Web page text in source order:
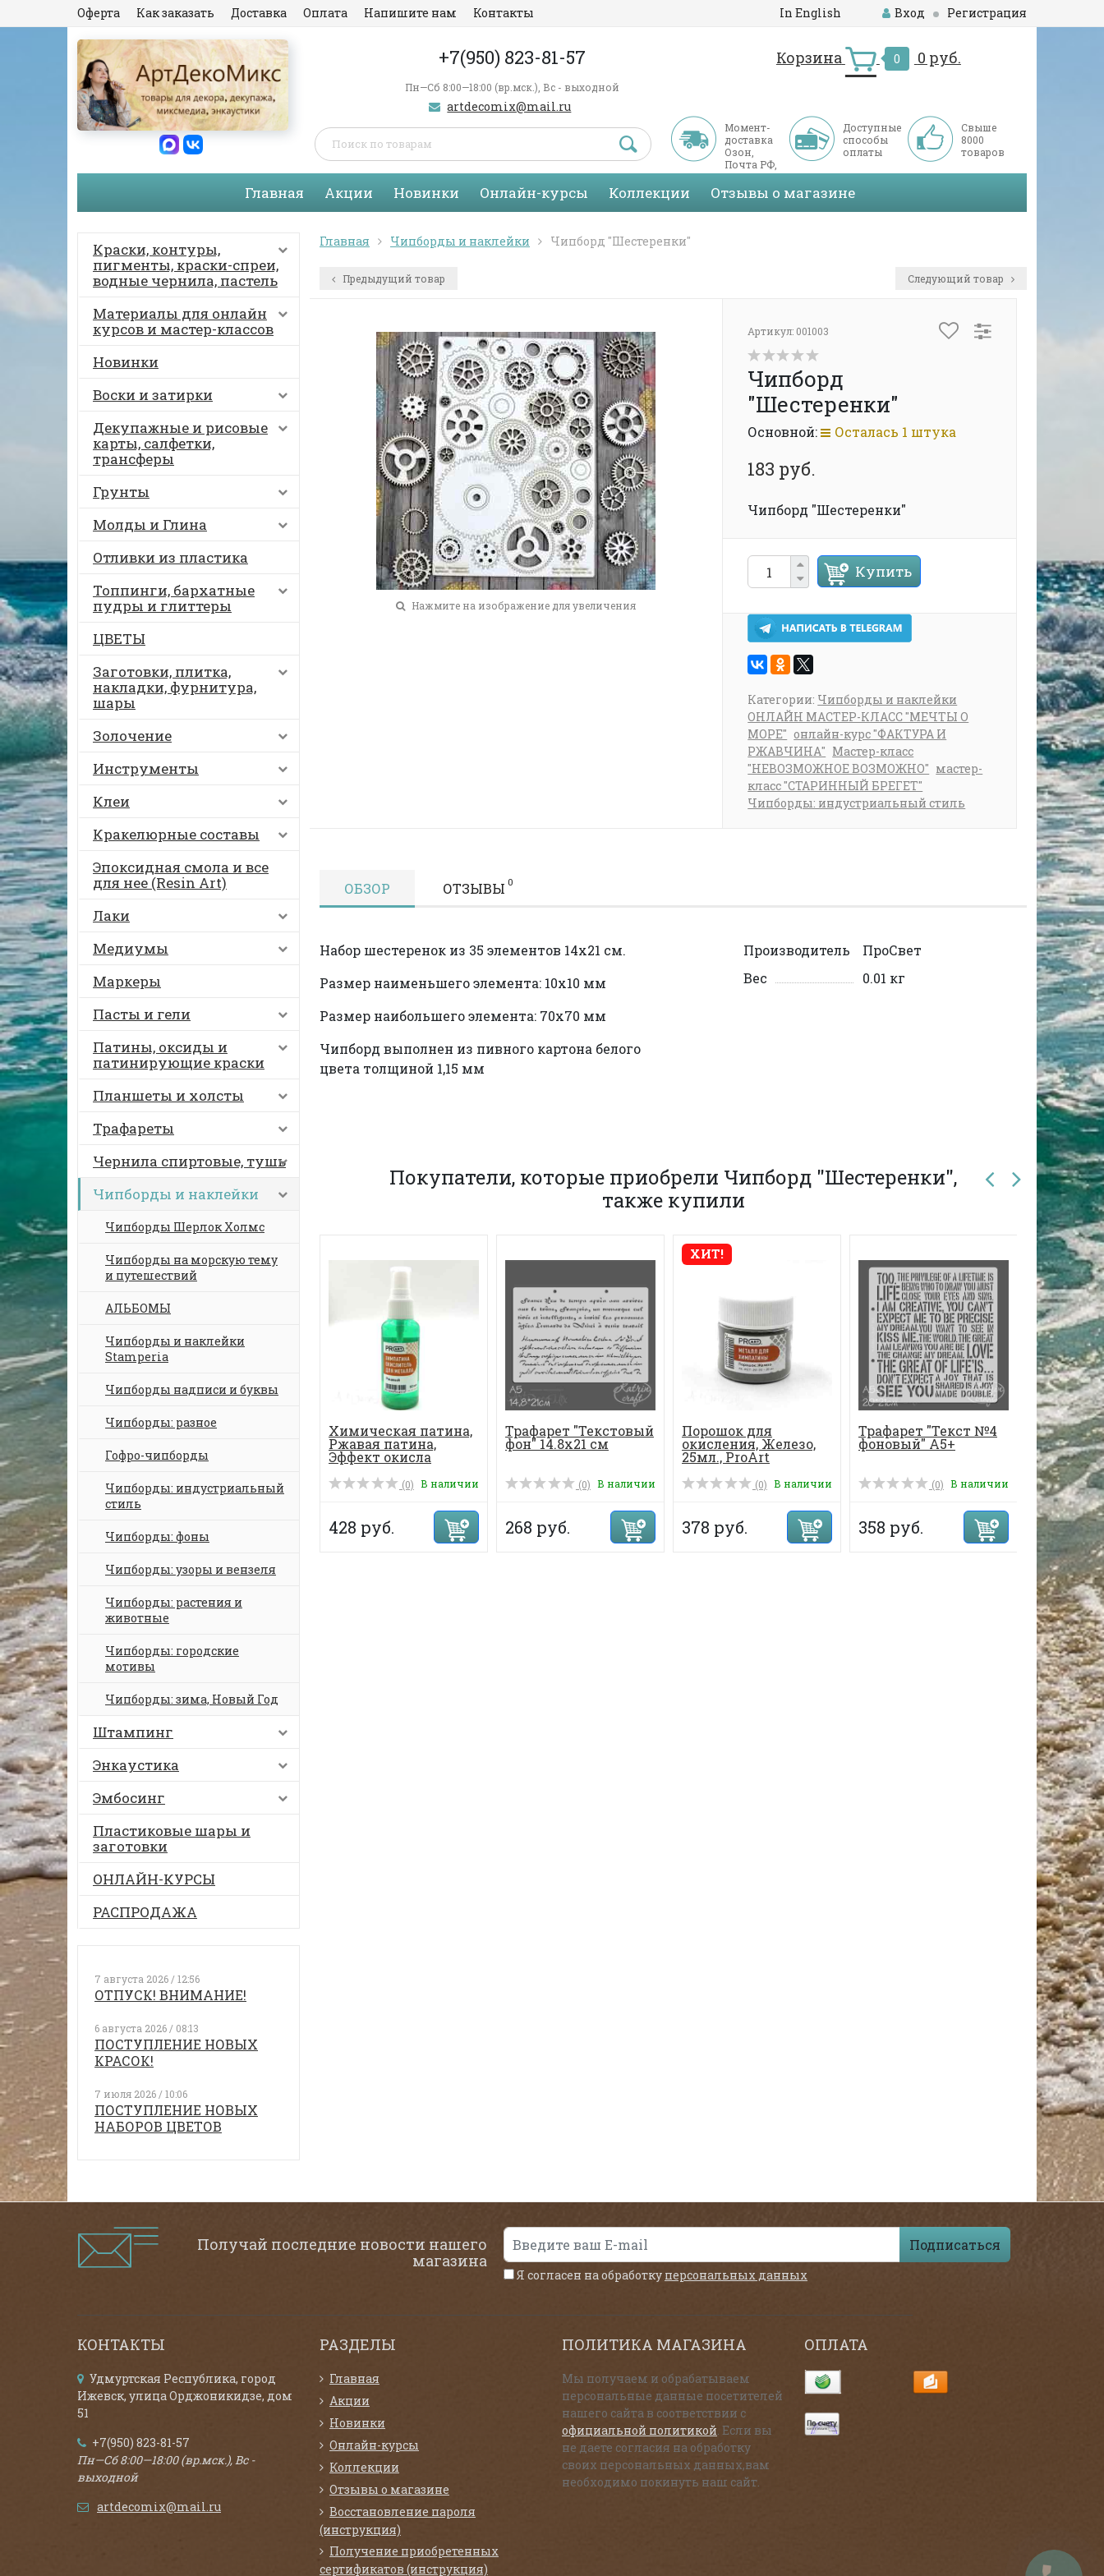
Оферта Как заказать Доставка Оплата Напишите нам Контакты In English Вход Регистрация
+7(950) 823-81-57
Пн—Сб 8:00—18:00 (вр.мск.), Вс - выходной
artdecomix@mail.ru
Корзина 0 0 руб.
Момент-
доставка
Озон,
Почта РФ,
СДЭК
Доступные
способы
оплаты
Свыше
8000
товаров
Главная Акции Новинки Онлайн-курсы Коллекции Отзывы о магазине
Краски, контуры,
пигменты, краски-спреи,
водные чернила, пастель
Материалы для онлайн
курсов и мастер-классов
Новинки
Воски и затирки
Декупажные и рисовые
карты, салфетки,
трансферы
Грунты
Молды и Глина
Отливки из пластика
Топпинги, бархатные
пудры и глиттеры
ЦВЕТЫ
Заготовки, плитка,
накладки, фурнитура,
шары
Золочение
Инструменты
Клеи
Кракелюрные составы
Эпоксидная смола и все
для нее (Resin Art)
Лаки
Медиумы
Маркеры
Пасты и гели
Патины, оксиды и
патинирующие краски
Планшеты и холсты
Трафареты
Чернила спиртовые, тушь
Чипборды и наклейки
Чипборды Шерлок Холмс
Чипборды на морскую тему
и путешествий
АЛЬБОМЫ
Чипборды и наклейки
Stamperia
Чипборды надписи и буквы
Чипборды: разное
Гофро-чипборды
Чипборды: индустриальный
стиль
Чипборды: фоны
Чипборды: узоры и вензеля
Чипборды: растения и
животные
Чипборды: городские
мотивы
Чипборды: зима, Новый Год
Штампинг
Энкаустика
Эмбосинг
Пластиковые шары и
заготовки
ОНЛАЙН-КУРСЫ
РАСПРОДАЖА
7 августа 2026 / 12:56
ОТПУСК! ВНИМАНИЕ!
6 августа 2026 / 08:13
ПОСТУПЛЕНИЕ НОВЫХ
КРАСОК!
7 июля 2026 / 10:06
ПОСТУПЛЕНИЕ НОВЫХ
НАБОРОВ ЦВЕТОВ
Главная Чипборды и наклейки Чипборд "Шестеренки"
Предыдущий товар Следующий товар
Нажмите на изображение для увеличения
Артикул: 001003
Чипборд
"Шестеренки"
Основной: Осталась 1 штука
183 руб.
Чипборд "Шестеренки"
Купить
Категории: Чипборды и наклейки
ОНЛАЙН МАСТЕР-КЛАСС "МЕЧТЫ О
МОРЕ" онлайн-курс "ФАКТУРА И
РЖАВЧИНА" Мастер-класс
"НЕВОЗМОЖНОЕ ВОЗМОЖНО" мастер-
класс "СТАРИННЫЙ БРЕГЕТ"
Чипборды: индустриальный стиль
ОБЗОР ОТЗЫВЫ 0
Набор шестеренок из 35 элементов 14х21 см.
Размер наименьшего элемента: 10х10 мм
Размер наибольшего элемента: 70х70 мм
Чипборд выполнен из пивного картона белого
цвета толщиной 1,15 мм
Производитель
ПроСвет
Вес
0.01 кг
Покупатели, которые приобрели Чипборд "Шестеренки",
также купили
Химическая патина,
Ржавая патина,
Эффект окисла
металла, ...
(0) В наличии
428 руб.
Трафарет "Текстовый
фон" 14.8х21 см
(0) В наличии
268 руб.
ХИТ!
Порошок для
окисления, Железо,
25мл., ProArt
(0) В наличии
378 руб.
Трафарет "Текст №4
фоновый" А5+
(0) В наличии
358 руб.
Чипборд
185 руб.
Получай последние новости нашего
магазина
Подписаться
Я согласен на обработку персональных данных
КОНТАКТЫ
Удмуртская Республика, город
Ижевск, улица Орджоникидзе, дом
51
+7(950) 823-81-57
Пн—Сб 8:00—18:00 (вр.мск.), Вс -
выходной
artdecomix@mail.ru
РАЗДЕЛЫ
Главная
Акции
Новинки
Онлайн-курсы
Коллекции
Отзывы о магазине
Восстановление пароля
(инструкция)
Получение приобретенных
сертификатов (инструкция)
ПОЛИТИКА МАГАЗИНА
Мы получаем и обрабатываем
персональные данные посетителей
нашего сайта в соответствии с
официальной политикой. Если вы
не даете согласия на обработку
своих персональных данных,вам
необходимо покинуть наш сайт.
ОПЛАТА